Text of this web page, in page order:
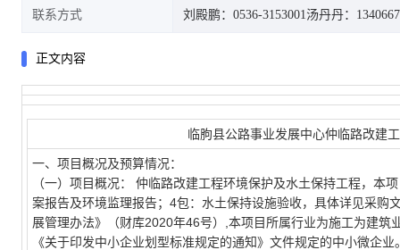
联系方式 刘殿鹏：0536-3153001汤丹丹：
正文内容
临朐县公路事业发展中心仲临路改建
一、项目概况及预算情况：
（一）项目概况： 仲临路改建工程环境保护及水土保持工程，
案报告及环境监理报告；4包：水土保持设施验收，具体详见采
展管理办法》（财库2020年46号）,本项目所属行业为施工为建
《关于印发中小企业划型标准规定的通知》文件规定的中小微企